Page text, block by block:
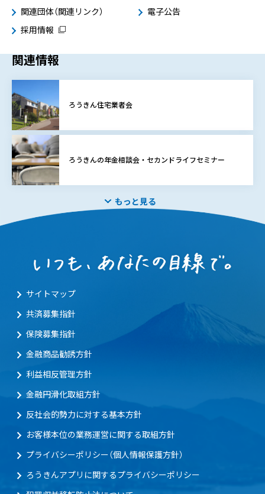
関連団体（関連リンク）
電子公告
採用情報
関連情報
ろうきん住宅業者会
ろうきんの年金相談会・セカンドライフセミナー
もっと見る
サイトマップ
共済募集指針
保険募集指針
金融商品勧誘方針
利益相反管理方針
金融円滑化取組方針
反社会的勢力に対する基本方針
お客様本位の業務運営に関する取組方針
プライバシーポリシー（個人情報保護方針）
ろうきんアプリに関するプライバシーポリシー